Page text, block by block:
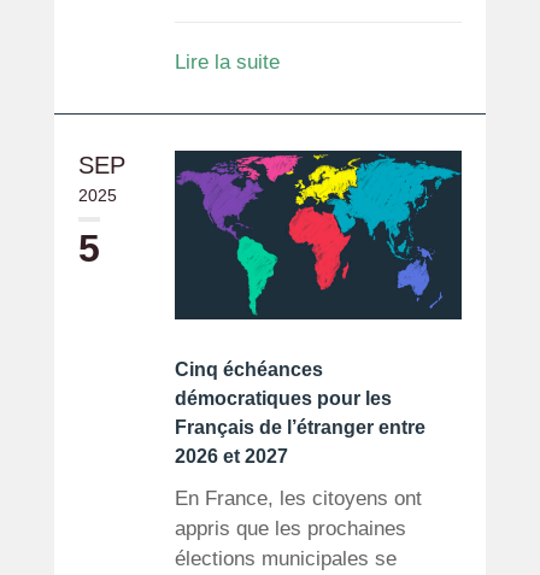
Lire la suite
SEP
2025
5
Cinq échéances
démocratiques pour les
Français de l’étranger entre
2026 et 2027
En France, les citoyens ont
appris que les prochaines
élections municipales se